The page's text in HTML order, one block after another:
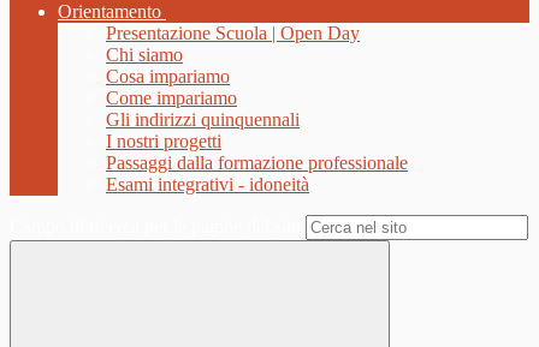
Orientamento
Presentazione Scuola | Open Day
Chi siamo
Cosa impariamo
Come impariamo
Gli indirizzi quinquennali
I nostri progetti
Passaggi dalla formazione professionale
Esami integrativi - idoneità